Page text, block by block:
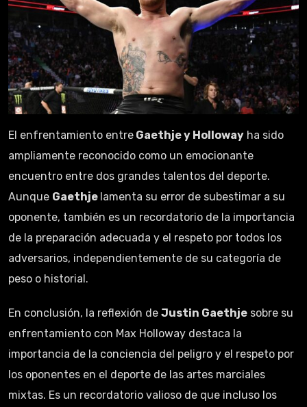
El enfrentamiento entre Gaethje y Holloway ha sido
ampliamente reconocido como un emocionante
encuentro entre dos grandes talentos del deporte.
Aunque Gaethje lamenta su error de subestimar a su
oponente, también es un recordatorio de la importancia
de la preparación adecuada y el respeto por todos los
adversarios, independientemente de su categoría de
peso o historial.
En conclusión, la reflexión de Justin Gaethje sobre su
enfrentamiento con Max Holloway destaca la
importancia de la conciencia del peligro y el respeto por
los oponentes en el deporte de las artes marciales
mixtas. Es un recordatorio valioso de que incluso los